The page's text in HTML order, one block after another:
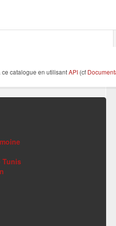
catalogue en utilisantAPI (cf
Tunis